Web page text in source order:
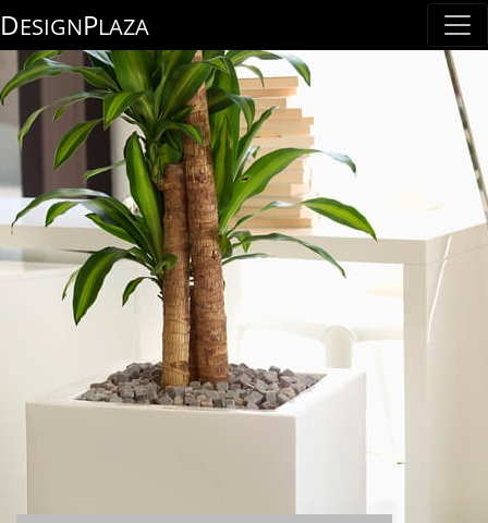
DESIGNPLAZA